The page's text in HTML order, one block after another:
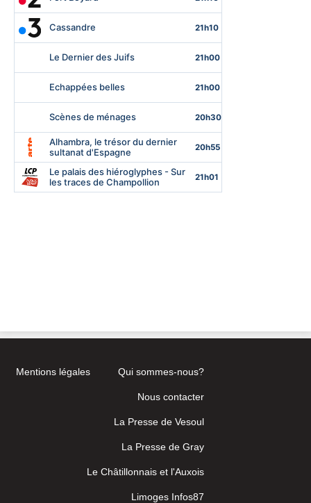
Mentions légales Qui sommes-nous?
Nous contacter
La Presse de Vesoul
La Presse de Gray
Le Châtillonnais et l'Auxois
Limoges Infos87